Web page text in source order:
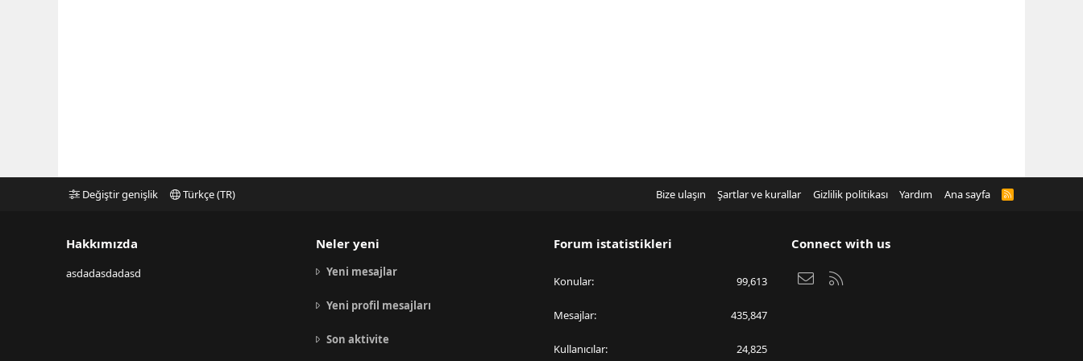
Değiştir genişlik Türkçe (TR) Bize ulaşın Şartlar ve kurallar Gizlilik politikası Yardım Ana sayfa
R
Hakkımızda
asdadasdadasd
Neler yeni
Yeni mesajlar
Yeni profil mesajları
Son aktivite
Forum istatistikleri
Konular 99,613
Mesajlar 435,847
Kullanıcılar 24,825
Connect with us
Bize ulaşın